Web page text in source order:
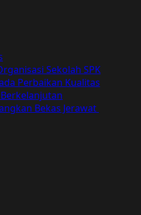
Sekolah SPK
Perbaikan Kualitas
Bekas Jerawat